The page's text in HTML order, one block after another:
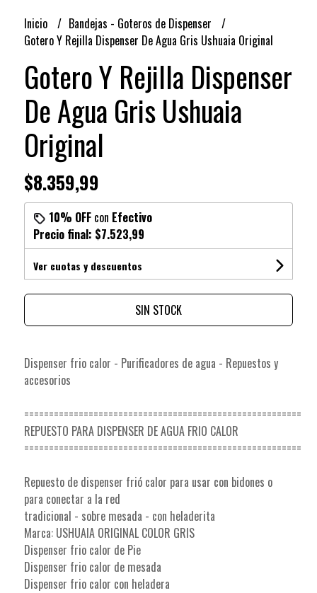
Inicio
Bandejas - Goteros de Dispenser
Gotero Y Rejilla Dispenser De Agua Gris Ushuaia Original
Gotero Y Rejilla Dispenser
De Agua Gris Ushuaia
Original
$8.359,99
10% OFFcon Efectivo
Precio final: $7.523,99
Ver cuotas y descuentos
SIN STOCK
Dispenser frio calor - Purificadores de agua - Repuestos y
accesorios
========================================================
REPUESTO PARA DISPENSER DE AGUA FRIO CALOR
========================================================
Repuesto de dispenser frió calor para usar con bidones o
para conectar a la red
tradicional - sobre mesada - con heladerita
Marca: USHUAIA ORIGINAL COLOR GRIS
Dispenser frio calor de Pie
Dispenser frio calor de mesada
Dispenser frio calor con heladera